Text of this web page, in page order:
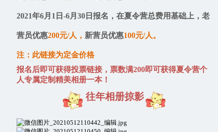
2021年6月1日-6月30日报名，在夏令营总费用基础上， 老
营员优惠200元/人， 新营员优惠100元/人。
注：此链接为定金价格
报名后即可获得投票链接，票数满200即可获得夏令营个
人专属定制精美相册一本！
往年相册掠影